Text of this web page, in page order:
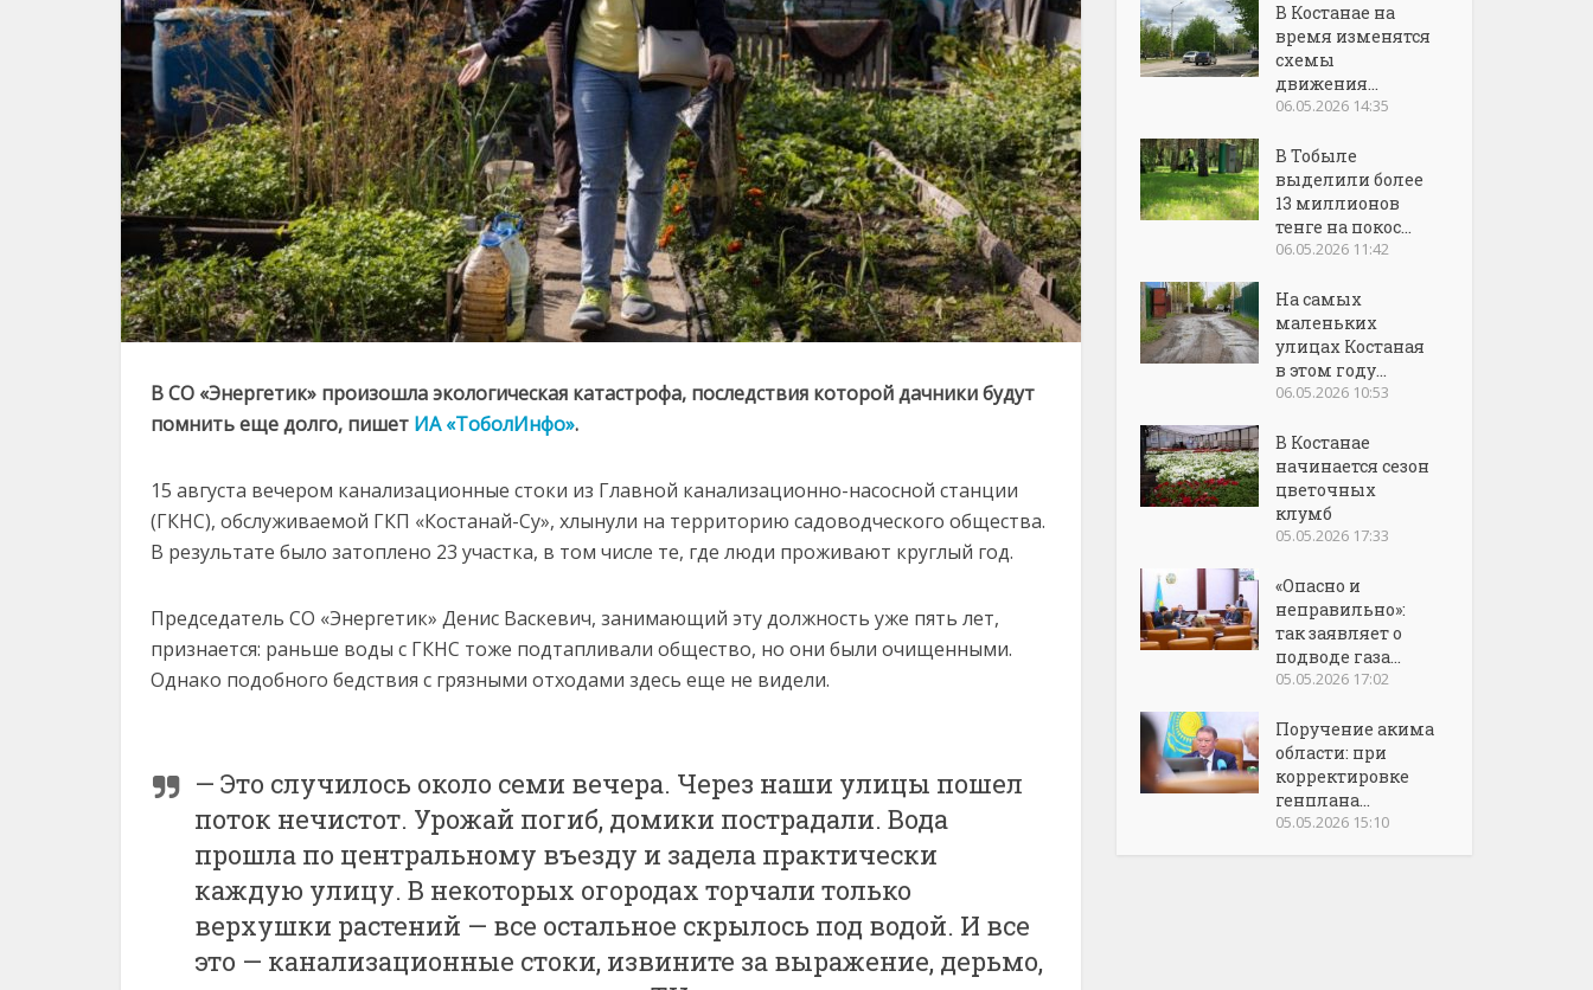
В СО «Энергетик» произошла экологическая катастрофа, последствия которой дачники будут
помнить еще долго, пишет ИА «ТоболИнфо».
15 августа вечером канализационные стоки из Главной канализационно-насосной станции
(ГКНС), обслуживаемой ГКП «Костанай-Су», хлынули на территорию садоводческого общества.
В результате было затоплено 23 участка, в том числе те, где люди проживают круглый год.
Председатель СО «Энергетик» Денис Васкевич, занимающий эту должность уже пять лет,
признается: раньше воды с ГКНС тоже подтапливали общество, но они были очищенными.
Однако подобного бедствия с грязными отходами здесь еще не видели.
— Это случилось около семи вечера. Через наши улицы пошел
поток нечистот. Урожай погиб, домики пострадали. Вода
прошла по центральному въезду и задела практически
каждую улицу. В некоторых огородах торчали только
верхушки растений — все остальное скрылось под водой. И все
это — канализационные стоки, извините за выражение, дерьмо,
В Костанае на
время изменятся
схемы
движения...
06.05.2026 14:35
В Тобыле
выделили более
13 миллионов
тенге на покос...
06.05.2026 11:42
На самых
маленьких
улицах Костаная
в этом году...
06.05.2026 10:53
В Костанае
начинается сезон
цветочных
клумб
05.05.2026 17:33
«Опасно и
неправильно»:
так заявляет о
подводе газа...
05.05.2026 17:02
Поручение акима
области: при
корректировке
генплана...
05.05.2026 15:10